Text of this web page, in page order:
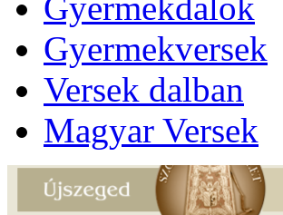
Gyermekversek
Versek dalban
Magyar Versek